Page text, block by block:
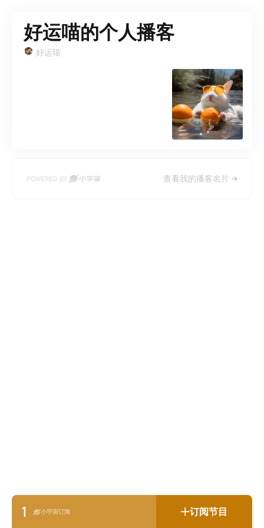
好运喵的个人播客
好运喵
查看我的播客名片
1 小宇宙订阅 订阅节目